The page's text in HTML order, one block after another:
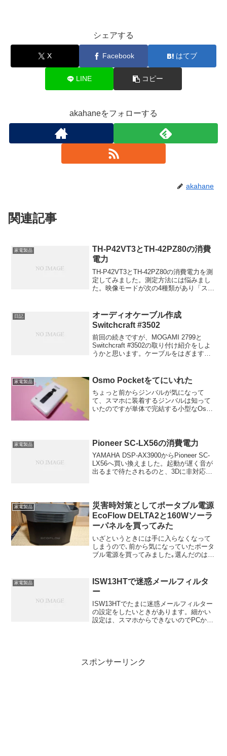
シェアする
X Facebook はてブ
LINE コピー
akahaneをフォローする
akahane
関連記事
家電製品
TH-P42VT3とTH-42PZ80の消費
電力
TH-P42VT3とTH-42PZ80の消費電力を測
定してみました。測定方法には悩みまし
た。映像モードが次の4種類があり「スタ
大な時間がかかってしまいます。
日記
オーディオケーブル作成
Switchcraft #3502
前回の続きですが、MOGAMI 2799と
Switchcraft #3502の取り付け紹介をしよ
うかと思います。ケーブルをはぎます。
家電製品 Osmo Pocketをてにいれた
ちょっと前からジンバルが気になって
て、スマホに装着するジンバルは知って
いたのですが単体で完結する小型なOsmo
家電製品 Pioneer SC-LX56の消費電力
YAMAHA DSP-AX3900からPioneer SC-
LX56へ買い換えました。起動が遅く音が
出るまで待たされるのと、3Dに非対応な
家電製品
災害時対策としてポータブル電源
EcoFlow DELTA2と160Wソーラ
ーパネルを買ってみた
いざというときには手に入らなくなって
しまうので､前から気になっていたポータ
ブル電源を買ってみました｡選んだのは新
家電製品
ISW13HTで迷惑メールフィルタ
ー
ISW13HTでたまに迷惑メールフィルター
の設定をしたいときがあります。細かい
設定は、スマホからできないのでPCから
スポンサーリンク